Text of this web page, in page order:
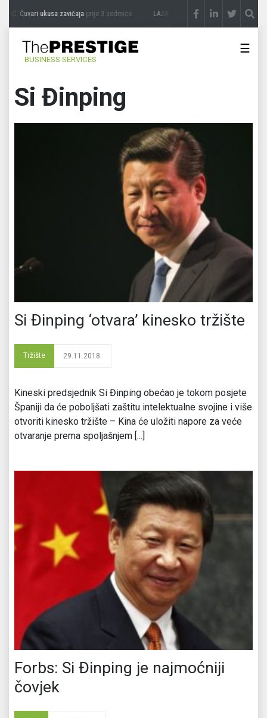
Čuvari ukusa zavičajaprije 3 sedmice LAZAR ĐURIĆ: Promocija potencijal
BUSINESS SERVICES
☰
Si Đinping
Si Đinping ‘otvara’ kinesko tržište
Tržište 29.11.2018.
Kineski predsjednik Si Đinping obećao je tokom posjete
Španiji da će poboljšati zaštitu intelektualne svojine i više
otvoriti kinesko tržište – Kina će uložiti napore za veće
otvaranje prema spoljašnjem [...]
Forbs: Si Đinping je najmoćniji
čovjek